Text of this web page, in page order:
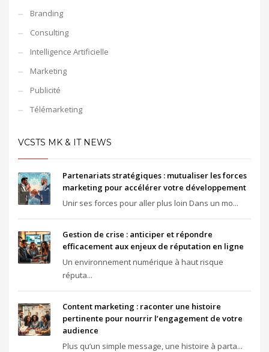
Branding
Consulting
Intelligence Artificielle
Marketing
Publicité
Télémarketing
VCSTS MK & IT NEWS
Partenariats stratégiques : mutualiser les forces
marketing pour accélérer votre développement
Unir ses forces pour aller plus loin Dans un mo...
Gestion de crise : anticiper et répondre
efficacement aux enjeux de réputation en ligne
Un environnement numérique à haut risque
réputa...
Content marketing : raconter une histoire
pertinente pour nourrir l’engagement de votre
audience
Plus qu’un simple message, une histoire à parta...